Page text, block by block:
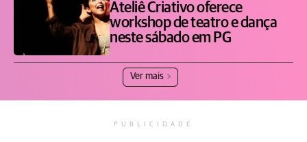
Ateliê Criativo oferece
workshop de teatro e dança
neste sábado em PG
Ver mais
PUBLICIDADE